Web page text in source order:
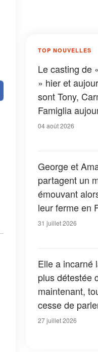
TOP NOUVELLES
Le casting de
» hier et
sont Tony,
Famiglia
04 août 2026
George et
partagent un
émouvant
leur ferme en
des feux de
31 juillet 2026
Elle a incarné
plus détestée
maintenant,
cesse de
apparition
27 juillet 2026